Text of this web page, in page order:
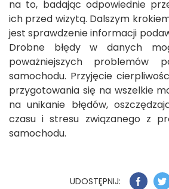
na to, badając odpowiednie
ich przed wizytą. Dalszym
jest sprawdzenie informacji
Drobne błędy w danych
poważniejszych problemów
samochodu. Przyjęcie
przygotowania się na wszelkie
na unikanie błędów,
czasu i stresu związanego z
samochodu.
UDOSTĘPNIJ: